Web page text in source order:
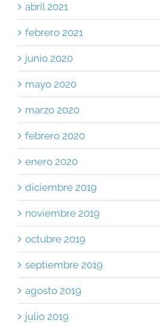
abril 2021
febrero 2021
junio 2020
mayo 2020
marzo 2020
febrero 2020
enero 2020
diciembre 2019
noviembre 2019
octubre 2019
septiembre 2019
agosto 2019
julio 2019